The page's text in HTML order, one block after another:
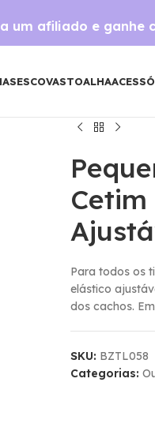
um afiliado e ganhe
ESCOVASTOALHA
Para todos os
elástico
dos cachos.
SKU: BZTL058
Categorias: